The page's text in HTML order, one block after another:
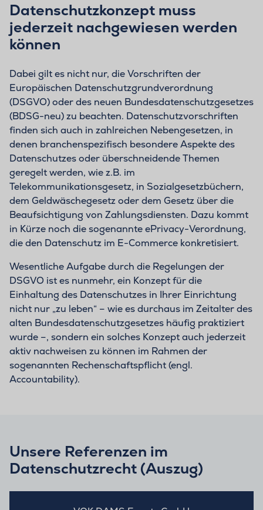
Datenschutzkonzept muss
jederzeit nachgewiesen werden
können
Dabei gilt es nicht nur, die Vorschriften der
Europäischen Datenschutzgrundverordnung
(DSGVO) oder des neuen Bundesdatenschutzgesetzes
(BDSG-neu) zu beachten. Datenschutzvorschriften
finden sich auch in zahlreichen Nebengesetzen, in
denen branchenspezifisch besondere Aspekte des
Datenschutzes oder überschneidende Themen
geregelt werden, wie z.B. im
Telekommunikationsgesetz, in Sozialgesetzbüchern,
dem Geldwäschegesetz oder dem Gesetz über die
Beaufsichtigung von Zahlungsdiensten. Dazu kommt
in Kürze noch die sogenannte ePrivacy-Verordnung,
die den Datenschutz im E-Commerce konkretisiert.
Wesentliche Aufgabe durch die Regelungen der
DSGVO ist es nunmehr, ein Konzept für die
Einhaltung des Datenschutzes in Ihrer Einrichtung
nicht nur „zu leben“ – wie es durchaus im Zeitalter des
alten Bundesdatenschutzgesetzes häufig praktiziert
wurde –, sondern ein solches Konzept auch jederzeit
aktiv nachweisen zu können im Rahmen der
sogenannten Rechenschaftspflicht (engl.
Accountability).
Unsere Referenzen im
Datenschutzrecht (Auszug)